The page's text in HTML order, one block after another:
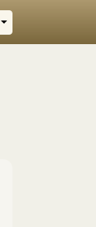
Выбрать область